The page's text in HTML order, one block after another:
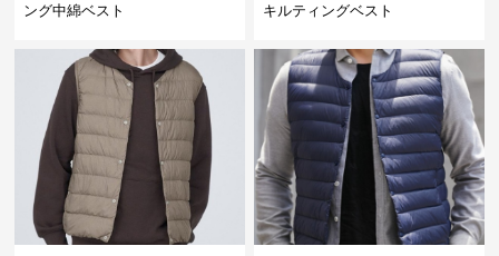
ング中綿ベスト
キルティングベスト